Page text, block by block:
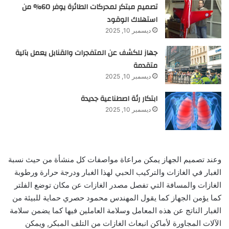
تصميم مبتكر لمحركات الطائرة يوفر 60% من
استهلاك الوقود
ديسمبر 10, 2025
جهاز للكشف عن المتفجرات والقنابل يعمل بآلية
متقدمة
ديسمبر 10, 2025
ابتكار رئة اصطناعية جديدة
ديسمبر 10, 2025
وعند تصميم الجهاز يمكن مراعاة مواصفات كل منشأة من حيث نسبة
الغبار في الغازات والتركيب الحبي لهذا الغبار ودرجة حرارة ورطوبة
الغازات والمسافة التي تفصل مصدر الغازات عن مكان توضع الفلتر
كما يؤمن الجهاز كما يقول المهندس محمود حصري حماية للبيئة من
الغبار الناتج عن هذه المعامل وسلامة العاملين فيها كما يضمن سلامة
الآلات المجاورة لأماكن انبعاث الغازات من التلف المبكر, ويمكن